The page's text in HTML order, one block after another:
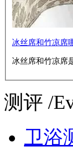
冰丝席和竹凉席
冰丝席和竹凉席
测评 /
卫浴